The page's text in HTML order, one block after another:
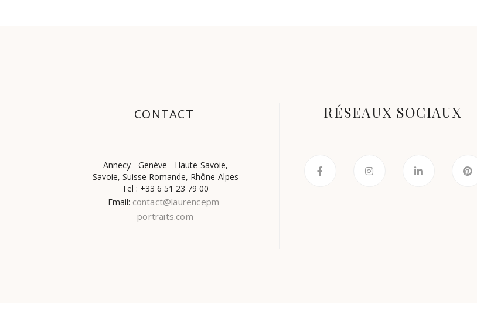
CONTACT
Annecy - Genève - Haute-Savoie,
Savoie, Suisse Romande, Rhône-Alpes
Tel : +33 6 51 23 79 00
Email: contact@laurencepm-
portraits.com
RÉSEAUX SOCIAUX